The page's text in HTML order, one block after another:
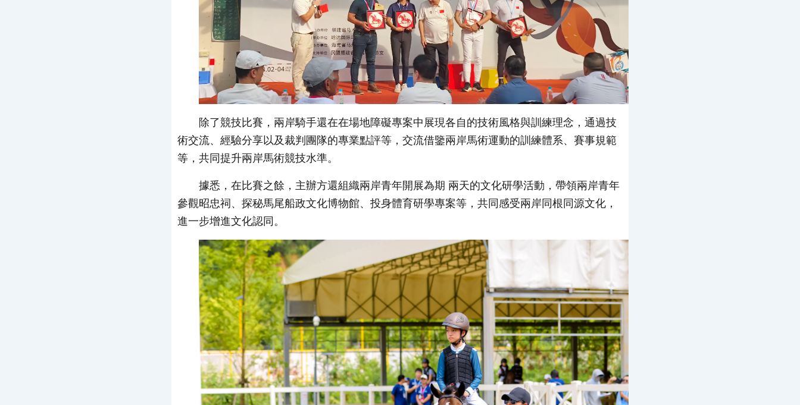
除了競技比賽，兩岸騎手還在在場地障礙專案中展現各自的技術風格與訓練理念，通過技
術交流、經驗分享以及裁判團隊的專業點評等，交流借鑒兩岸馬術運動的訓練體系、賽事規範
等，共同提升兩岸馬術競技水準。
據悉，在比賽之餘，主辦方還組織兩岸青年開展為期 兩天的文化研學活動，帶領兩岸青年
參觀昭忠祠、探秘馬尾船政文化博物館、投身體育研學專案等，共同感受兩岸同根同源文化，
進一步增進文化認同。